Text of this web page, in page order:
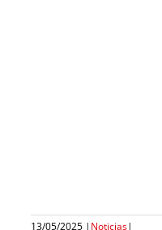
13/05/2025 | Noticias|